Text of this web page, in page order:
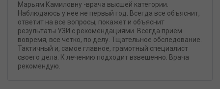
Марьям Камиловну -врача высшей категории.
Наблюдаюсь у нее не первый год. Всегда все объяснит,
ответит на все вопросы, покажет и объяснит
результаты УЗИ с рекомендациями. Всегда прием
вовремя, все четко, по делу. Тщательное обследование.
Тактичный и, самое главное, грамотный специалист
своего дела. К лечению подходит взвешенно. Врача
рекомендую.